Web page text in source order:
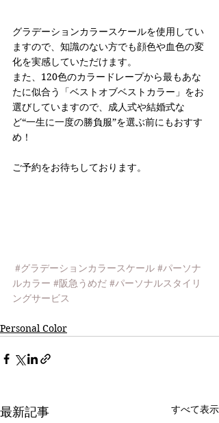
グラデーションカラースケールを使用してい
ますので、知識のない方でも顔色や血色の変
化を実感していただけます。
また、120色のカラードレープから最もあな
たに似合う「ベストオブベストカラー」をお
選びしていますので、成人式や結婚式な
ど“一生に一度の勝負服”を選ぶ前にもおすす
め！
ご予約をお待ちしております。
#グラデーションカラースケール #パーソナ
ルカラー #阪急うめだ #パーソナルスタイリ
ングサービス
Personal Color
最新記事 すべて表示